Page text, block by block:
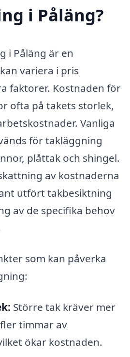
i Påläng?
i Påläng är en
variera i pris
faktorer. Kostnaden för
ofta på takets storlek,
Vanliga
för takläggning
plåttak och shingel.
av kostnaderna
utfört takbesiktning
av de specifika behov
som kan påverka
Större tak kräver mer
timmar av
ökar kostnaden.